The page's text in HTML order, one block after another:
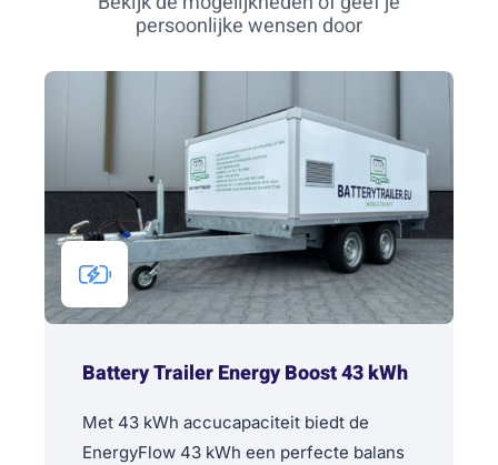
persoonlijke wensen door
Battery Trailer Energy Boost 43 kWh
Met 43 kWh accucapaciteit biedt de
EnergyFlow 43 kWh een perfecte balans